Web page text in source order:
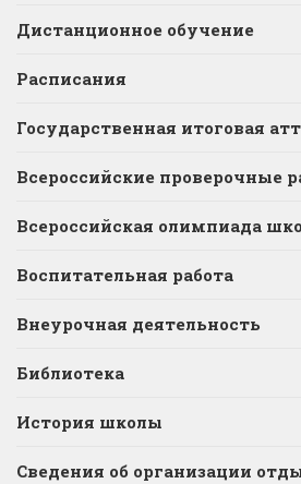
Дистанционное обучение
Расписания
Государственная итоговая
Всероссийские проверочные
Всероссийская олимпиада
Воспитательная работа
Внеурочная деятельность
Библиотека
История школы
Сведения об организации